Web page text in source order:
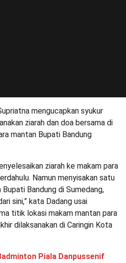
mengucapkan syukur
ziarah dan doa bersama di
mantan Bupati Bandung
ziarah ke makam para
Namun menyisakan satu
Bandung di Sumedang,
sini,” kata Dadang usai
titik lokasi makam mantan para
dilaksanakan di Caringin Kota
Piala Danpussenif